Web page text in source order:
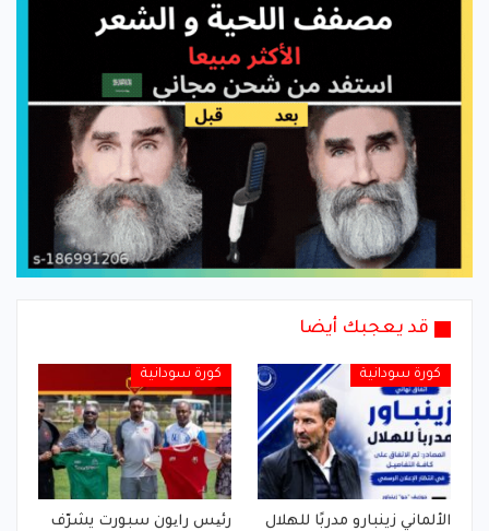
قد يعجبك أيضا
كورة سودانية
الألماني زينبارو مدربًا للهلال
كورة سودانية
رئیس رایون سبورت يشرّف